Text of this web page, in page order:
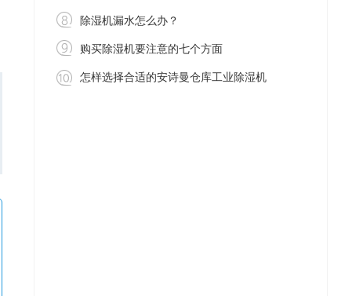
除湿机漏水怎么办？
购买除湿机要注意的七个方面
怎样选择合适的安诗曼仓库工业除湿机